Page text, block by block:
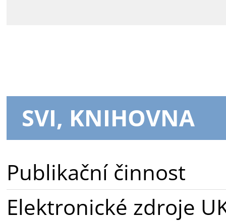
SVI, KNIHOVNA
Publikační činnost
Elektronické zdroje